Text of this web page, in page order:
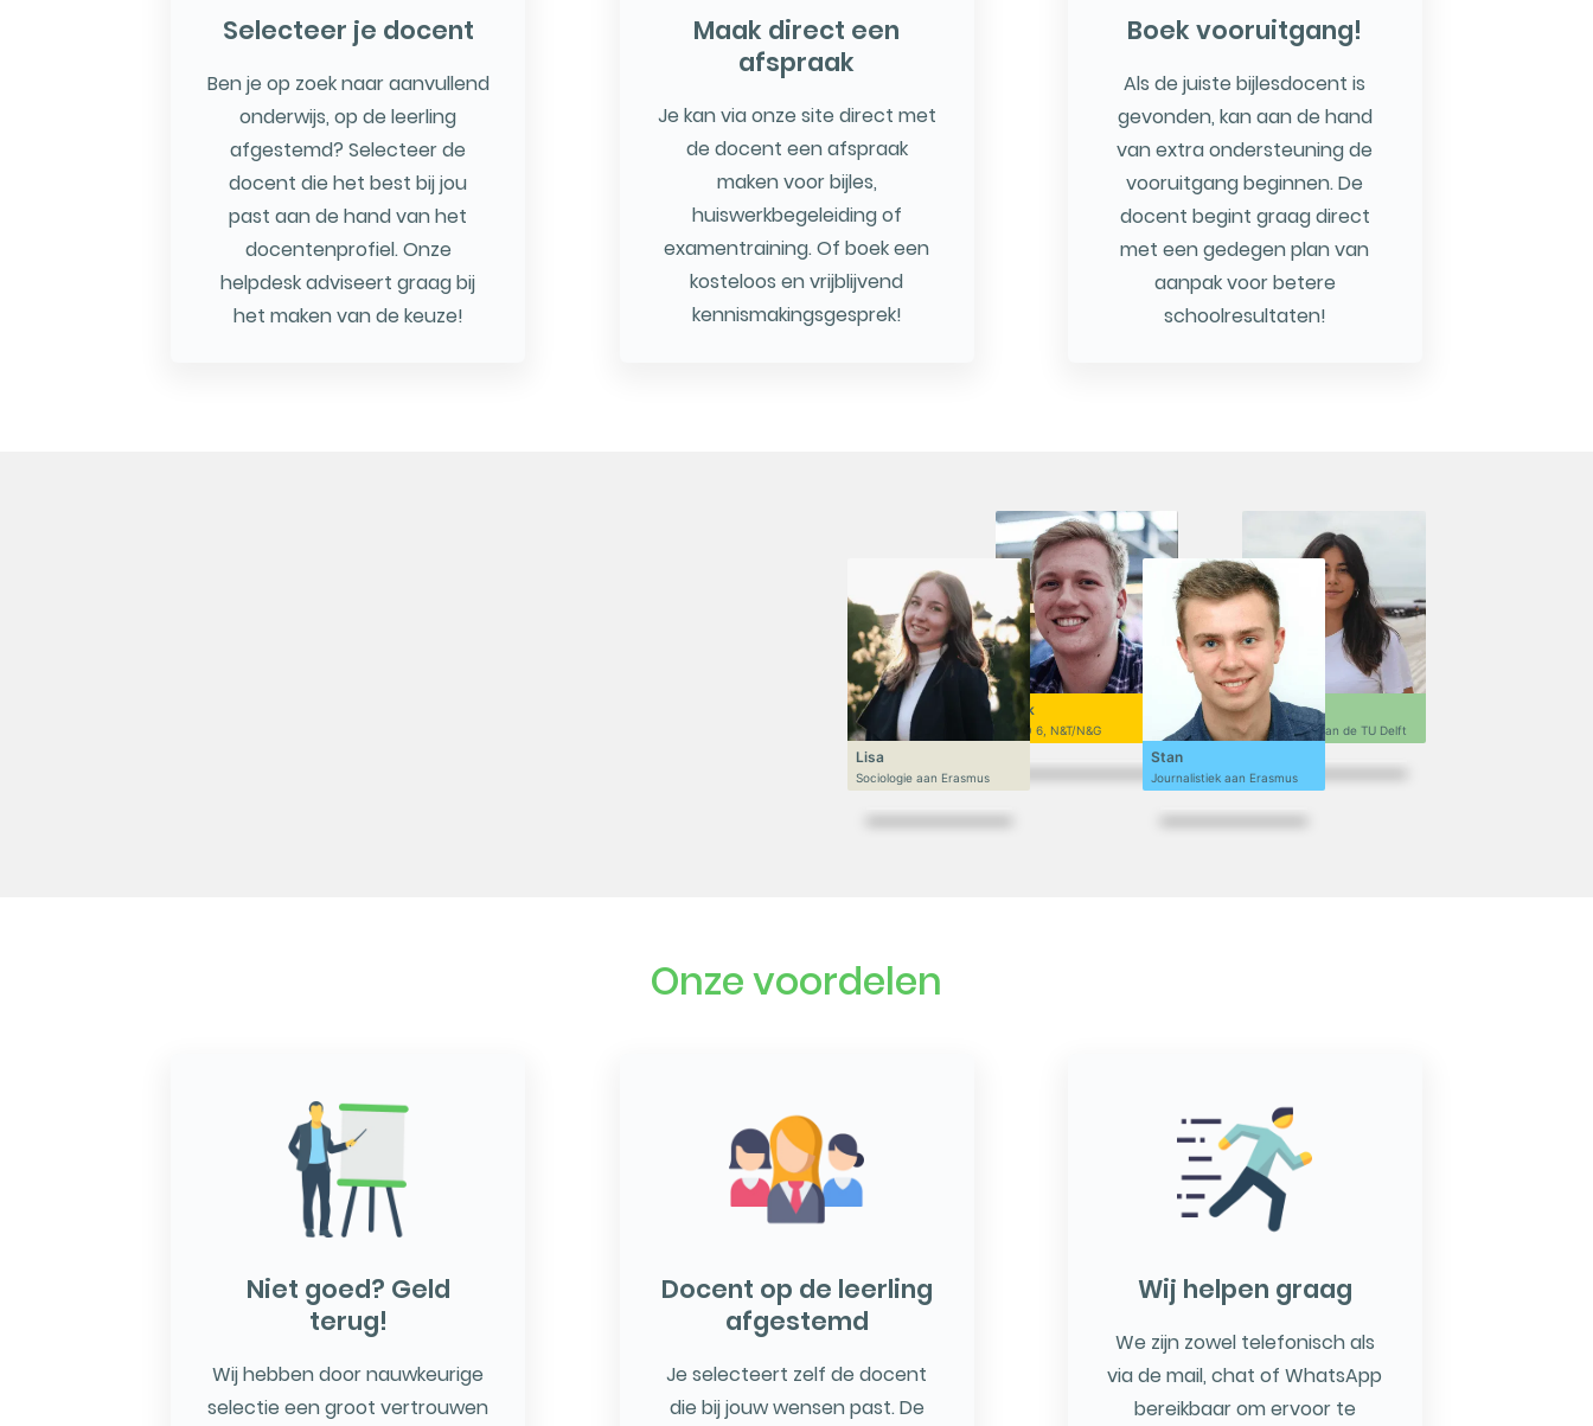
Selecteer je docent
Ben je op zoek naar aanvullend
onderwijs, op de leerling
afgestemd? Selecteer de
docent die het best bij jou
past aan de hand van het
docentenprofiel. Onze
helpdesk adviseert graag bij
het maken van de keuze!
Maak direct een
afspraak
Je kan via onze site direct met
de docent een afspraak
maken voor bijles,
huiswerkbegeleiding of
examentraining. Of boek een
kosteloos en vrijblijvend
kennismakingsgesprek!
Boek vooruitgang!
Als de juiste bijlesdocent is
gevonden, kan aan de hand
van extra ondersteuning de
vooruitgang beginnen. De
docent begint graag direct
met een gedegen plan van
aanpak voor betere
schoolresultaten!
Niek
VWO 6, N&T/N&G
Lisa
Sociologie aan Erasmus
Sofi
Ontwerpen aan de TU Delft
Stan
Journalistiek aan Erasmus
Onze voordelen
Niet goed? Geld
terug!
Wij hebben door nauwkeurige
selectie een groot vertrouwen
Docent op de leerling
afgestemd
Je selecteert zelf de docent
die bij jouw wensen past. De
Wij helpen graag
We zijn zowel telefonisch als
via de mail, chat of WhatsApp
bereikbaar om ervoor te